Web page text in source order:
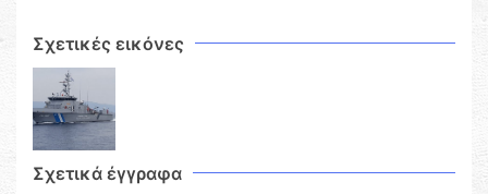
Σχετικές εικόνες
Σχετικά έγγραφα